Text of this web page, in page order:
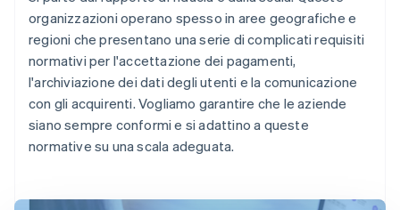
organizzazioni operano spesso in aree geografiche e
regioni che presentano una serie di complicati requisiti
normativi per l'accettazione dei pagamenti,
l'archiviazione dei dati degli utenti e la comunicazione
con gli acquirenti. Vogliamo garantire che le aziende
siano sempre conformi e si adattino a queste
normative su una scala adeguata.